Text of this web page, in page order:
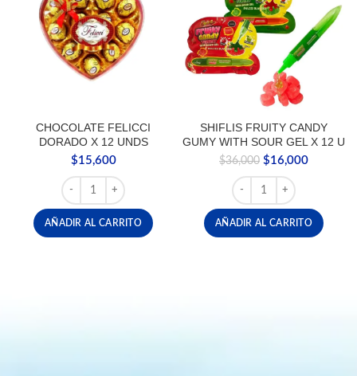
CHOCOLATE FELICCI
DORADO X 12 UNDS
$15,600
CHOCOLATE FELICCI DORADO X 12 UNDS cantidad
AÑADIR AL CARRITO
SHIFLIS FRUITY CANDY
GUMY WITH SOUR GEL X 12 U
$36,000 El
precio
original
era:
$36,000.
$16,000El
$16,000.
SHIFLIS FRUITY
AÑADIR AL CARRITO